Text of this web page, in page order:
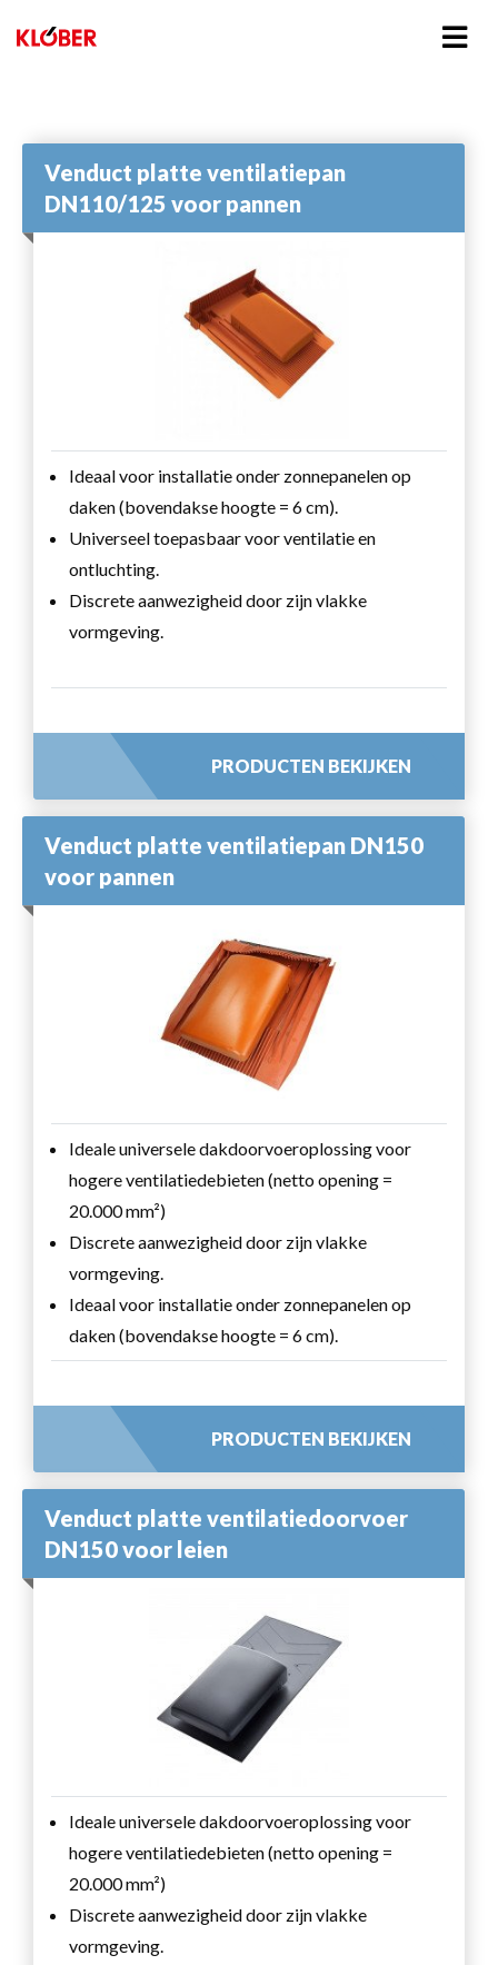
Venduct platte ventilatiepan
DN110/125 voor pannen
Ideaal voor installatie onder zonnepanelen op
daken (bovendakse hoogte = 6 cm).
Universeel toepasbaar voor ventilatie en
ontluchting.
Discrete aanwezigheid door zijn vlakke
vormgeving.
PRODUCTEN BEKIJKEN
Venduct platte ventilatiepan DN150
voor pannen
Ideale universele dakdoorvoeroplossing voor
hogere ventilatiedebieten (netto opening =
20.000 mm²)
Discrete aanwezigheid door zijn vlakke
vormgeving.
Ideaal voor installatie onder zonnepanelen op
daken (bovendakse hoogte = 6 cm).
PRODUCTEN BEKIJKEN
Venduct platte ventilatiedoorvoer
DN150 voor leien
Ideale universele dakdoorvoeroplossing voor
hogere ventilatiedebieten (netto opening =
20.000 mm²)
Discrete aanwezigheid door zijn vlakke
vormgeving.